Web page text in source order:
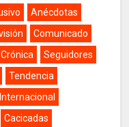
Anécdotas
Comunicado
Crónica
Seguidores
Tendencia
Internacional
Cacicadas